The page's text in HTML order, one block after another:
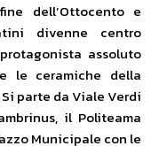
dell’Ottocento e
divenne centro
assoluto
le ceramiche della
parte da Viale Verdi
il Politeama
Municipale con le